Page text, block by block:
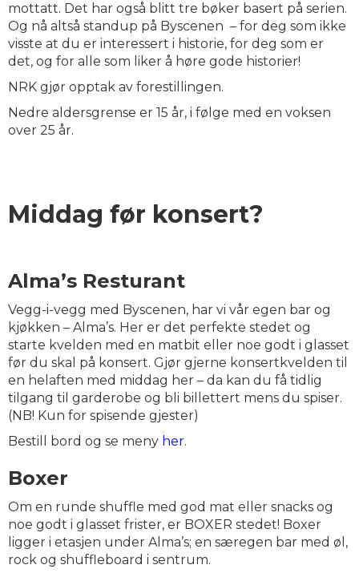
mottatt. Det har også blitt tre bøker basert på serien.
Og nå altså standup på Byscenen – for deg som ikke
visste at du er interessert i historie, for deg som er
det, og for alle som liker å høre gode historier!
NRK gjør opptak av forestillingen.
Nedre aldersgrense er 15 år, i følge med en voksen
over 25 år.
Middag før konsert?
Alma’s Resturant
Vegg-i-vegg med Byscenen, har vi vår egen bar og
kjøkken – Alma’s. Her er det perfekte stedet og
starte kvelden med en matbit eller noe godt i glasset
før du skal på konsert. Gjør gjerne konsertkvelden til
en helaften med middag her – da kan du få tidlig
tilgang til garderobe og bli billettert mens du spiser.
(NB! Kun for spisende gjester)
Bestill bord og se meny her.
Boxer
Om en runde shuffle med god mat eller snacks og
noe godt i glasset frister, er BOXER stedet! Boxer
ligger i etasjen under Alma’s; en særegen bar med øl,
rock og shuffleboard i sentrum.